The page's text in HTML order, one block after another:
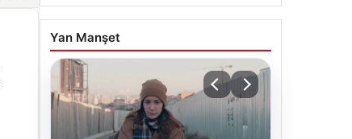
Yan Manşet